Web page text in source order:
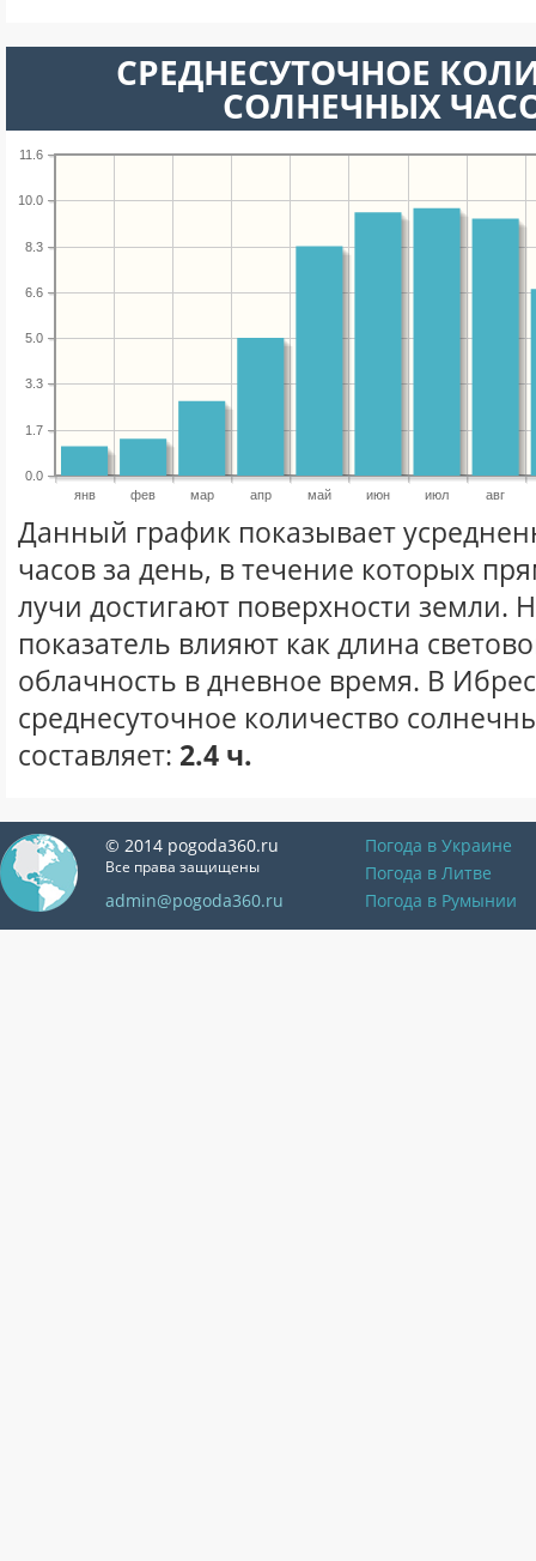
СРЕДНЕСУТОЧНОЕ
СОЛНЕЧНЫХ
янв фев мар апр май июн июл авг
0.0
1.7
3.3
5.0
6.6
8.3
10.0
11.6
Данный график показывает
часов за день, в течение которых
лучи достигают поверхности земли.
показатель влияют как длина
облачность в дневное время. В
среднесуточное количество
составляет: 2.4 ч.
© 2014 pogoda360.ru
Все права защищены
admin@pogoda360.ru
Погода в Украине
Погода в Литве
Погода в Румынии